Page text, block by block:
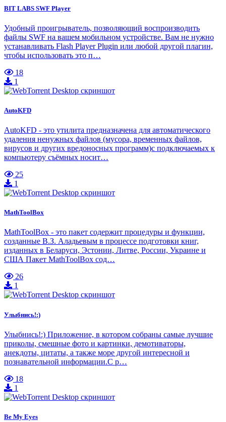
BIT LABS SWF Player
Удобный проигрыватель, позволяющий воспроизводить
файлы SWF на вашем мобильном устройстве. Вам не нужно
устанавливать Flash Player Plugin или любой другой плагин,
чтобы использовать это п…
18
1
AutoKFD
AutoKFD - это утилита предназначена для автоматического
удаления ненужных файлов (мусора, временных файлов,
вирусов и других вредоносных программ)с подключаемых к
компьютеру съёмных носит…
25
1
MathToolBox
MathToolBox - это пакет содержит процедуры и функции,
созданные В.З. Аладьевым в процессе подготовки книг,
изданных в Беларуси, Эстонии, Литве, России, Украине и
США Пакет MathToolBox сод…
26
1
Улыбнись!:)
Улыбнись!:) Приложение, в котором собраны самые лучшие
приколы, смешные фото и картинки, демотиваторы,
анекдоты, цитаты, а также море другой интересной и
познавательной информации.С p…
18
1
Be My Eyes